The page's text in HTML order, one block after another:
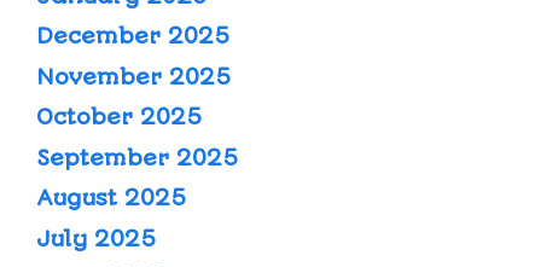
December 2025
November 2025
October 2025
September 2025
August 2025
July 2025